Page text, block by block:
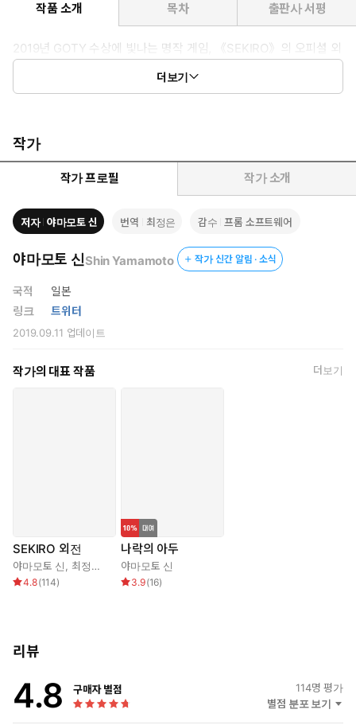
작품 소개 목차 출판사 서평
2019년 GOTY 수상에 빛나는 명작 게임, 《SEKIRO》의 오피셜 외
전. 때는 전국시대 - 패배자는 모든 것을 잃는 시대. 검성, 아시나 잇
신이 일국을 쌓아올리려 할 때, 한 사무라이와 만나게 되는데….
더보기
작가
작가 프로필 작가 소개
저자 야마모토 신 번역 최정은 감수 프롬 소프트웨어
야마모토 신Shin Yamamoto 작가 신간 알림 · 소식
국적
일본
링크
트위터
2019.09.11 업데이트
작가의 대표 작품 더보기
SEKIRO 외전
야마모토 신, 최정은 프롬 소프트웨어
4.8(114)
나락의 아두
야마모토 신
3.9(16)
리뷰
4.8 구매자 별점 114명 평가
별점 분포 보기